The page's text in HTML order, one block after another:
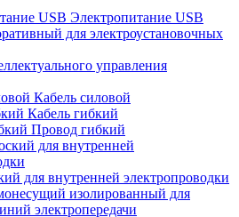
Электропитание USB
для электроустановочных
управления
Кабель силовой
Кабель гибкий
Провод гибкий
для внутренней электропроводки